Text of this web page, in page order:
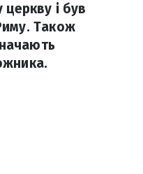
церкву і був
Також